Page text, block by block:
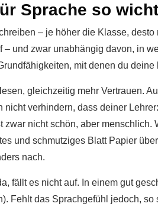
Sprache so
– je höher die Klasse,
und zwar unabhängig davon, in
mit denen du
gleichzeitig mehr Vertrauen.
verhindern, dass deiner
nicht schön, aber
und schmutziges Blatt Papier
nach.
fällt es nicht auf. In einem gut
Fehlt das Sprachgefühl jedoch,